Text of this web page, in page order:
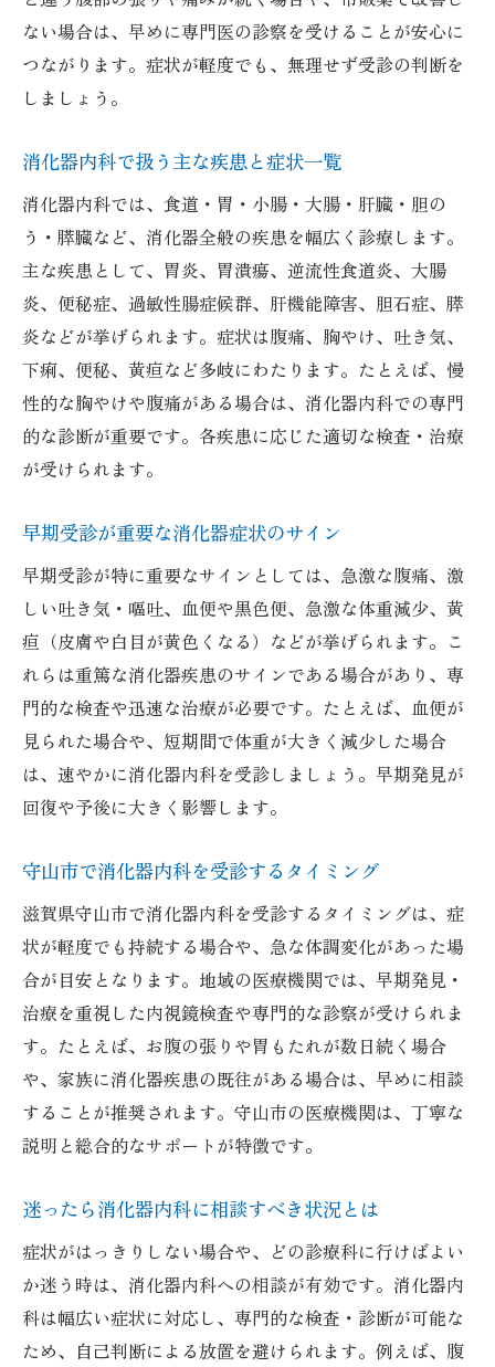
口コミや評価で見る消化器内科の信頼性
アクセスや施設設備も重要な比較ポイント
患者目線で選ぶ滋賀県消化器内科の選び方
女医がいる消化器内科の見つけ方と重要性
女性患者が安心できる消化器内科の探し方
女医在籍の消化器内科の特徴と選び方
口コミを活用した女医消化器内科の探し方
守山市で女医対応の消化器内科を調べる方
法
滋賀県の女医消化器内科選びのチェックポ
イント
内視鏡検査が受けられる守山市の医療情報
方法
内視鏡検査対応の消化器内科クリニックの
特徴
胃カメラや大腸カメラの検査注意点と流れ
消化器内科選びで内視鏡検査の有無を確認
内視鏡検査が得意な医療機関の見極め方
安心して受けられる消化器内科の検査体制
口コミや評判から見える信頼できる医療機関
守山市の消化器内科口コミの読み方ポイン
ト
信頼できる医療機関の口コミ傾向と特徴
評判の高い消化器内科を見分けるコツ
SNSや医療サイトでの口コミ活用術
口コミと体験談を参考に納得できる選択を
この地域で安心できる消化器内科の見つけ方
守山市で安心できる消化器内科を見極める
医師の専門性と対応力を重視した消化器内
科探し
家族も安心できる消化器内科の選び方
最新設備やサポート体制が整った医療機関
消化器内科選びで後悔しないポイントまと
ない場合は、早めに専門医の診察を受けることが安心に
つながります。症状が軽度でも、無理せず受診の判断を
しましょう。
消化器内科で扱う主な疾患と症状一覧
消化器内科では、食道・胃・小腸・大腸・肝臓・胆の
う・膵臓など、消化器全般の疾患を幅広く診療します。
主な疾患として、胃炎、胃潰瘍、逆流性食道炎、大腸
炎、便秘症、過敏性腸症候群、肝機能障害、胆石症、膵
炎などが挙げられます。症状は腹痛、胸やけ、吐き気、
下痢、便秘、黄疸など多岐にわたります。たとえば、慢
性的な胸やけや腹痛がある場合は、消化器内科での専門
的な診断が重要です。各疾患に応じた適切な検査・治療
が受けられます。
早期受診が重要な消化器症状のサイン
早期受診が特に重要なサインとしては、急激な腹痛、激
しい吐き気・嘔吐、血便や黒色便、急激な体重減少、黄
疸（皮膚や白目が黄色くなる）などが挙げられます。こ
れらは重篤な消化器疾患のサインである場合があり、専
門的な検査や迅速な治療が必要です。たとえば、血便が
見られた場合や、短期間で体重が大きく減少した場合
は、速やかに消化器内科を受診しましょう。早期発見が
回復や予後に大きく影響します。
守山市で消化器内科を受診するタイミング
滋賀県守山市で消化器内科を受診するタイミングは、症
状が軽度でも持続する場合や、急な体調変化があった場
合が目安となります。地域の医療機関では、早期発見・
治療を重視した内視鏡検査や専門的な診察が受けられま
す。たとえば、お腹の張りや胃もたれが数日続く場合
や、家族に消化器疾患の既往がある場合は、早めに相談
することが推奨されます。守山市の医療機関は、丁寧な
説明と総合的なサポートが特徴です。
迷ったら消化器内科に相談すべき状況とは
症状がはっきりしない場合や、どの診療科に行けばよい
か迷う時は、消化器内科への相談が有効です。消化器内
科は幅広い症状に対応し、専門的な検査・診断が可能な
ため、自己判断による放置を避けられます。例えば、腹